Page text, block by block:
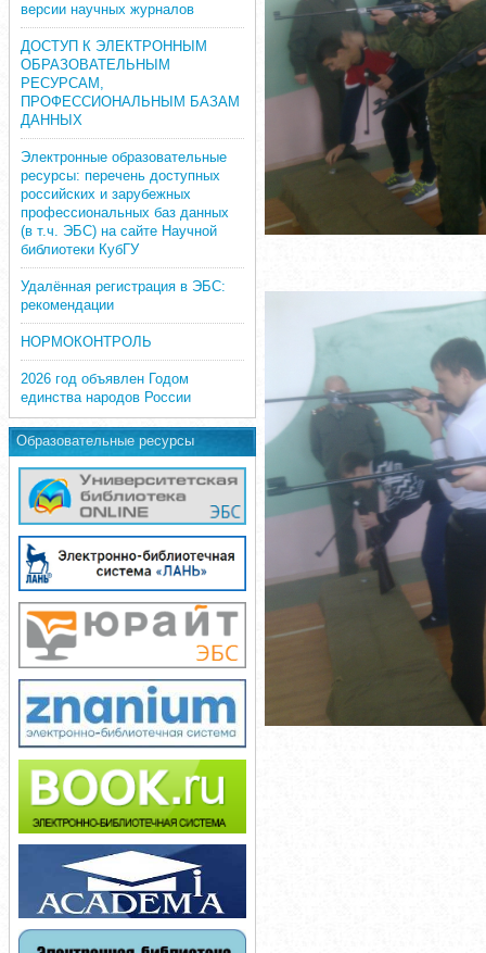
версии научных журналов
ДОСТУП К ЭЛЕКТРОННЫМ
ОБРАЗОВАТЕЛЬНЫМ
РЕСУРСАМ,
ПРОФЕССИОНАЛЬНЫМ БАЗАМ
ДАННЫХ
Электронные образовательные
ресурсы: перечень доступных
российских и зарубежных
профессиональных баз данных
(в т.ч. ЭБС) на сайте Научной
библиотеки КубГУ
Удалённая регистрация в ЭБС:
рекомендации
НОРМОКОНТРОЛЬ
2026 год объявлен Годом
единства народов России
Образовательные ресурсы